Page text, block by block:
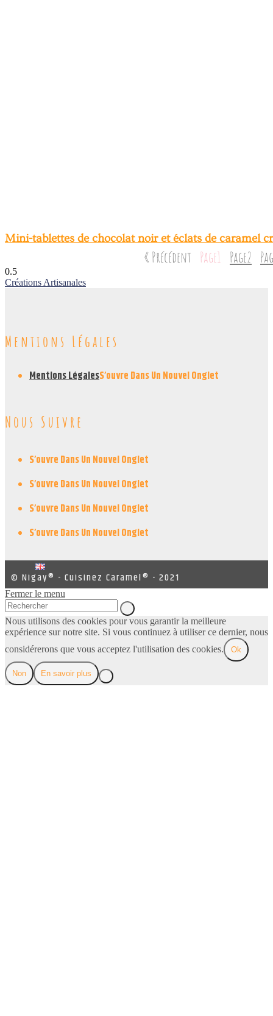
Mini-tablettes de chocolat noir et éclats de caramel
« Précédent Page1 Page2
Créations Artisanales
Mentions Légales
Mentions LégalesS’ouvre Dans Un Nouvel Onglet
Nous Suivre
S’ouvre Dans Un Nouvel Onglet
S’ouvre Dans Un Nouvel Onglet
S’ouvre Dans Un Nouvel Onglet
S’ouvre Dans Un Nouvel Onglet
© Nigay® - Cuisinez Caramel® - 2021
Fermer le menu
Nous utilisons des cookies pour vous garantir la meilleure
expérience sur notre site. Si vous continuez à utiliser ce dernier, nous
considérerons que vous acceptez l'utilisation des cookies.
Ok
Non En savoir plus